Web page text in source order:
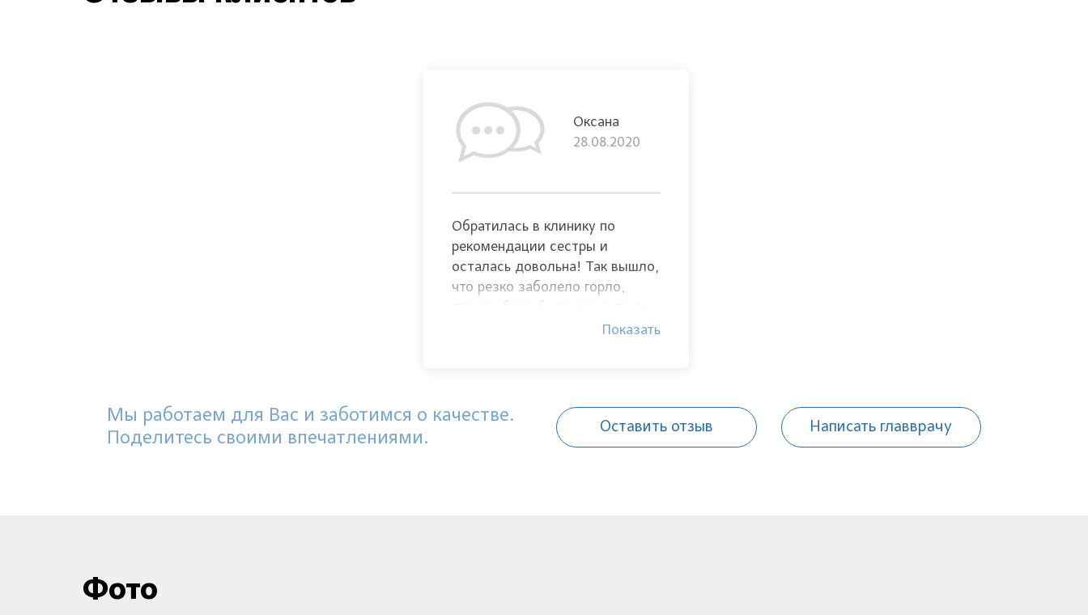
Оксана
28.08.2020
Обратилась в клинику по
рекомендации сестры и
осталась довольна! Так вышло,
что резко заболело горло,
объяснил, указал на причины
возникновения и назначил план
лечения. Могу сказать, что
Показать
Мы работаем для Вас и заботимся о качестве.
Поделитесь своими впечатлениями.
Оставить отзыв Написать главврачу
Фото